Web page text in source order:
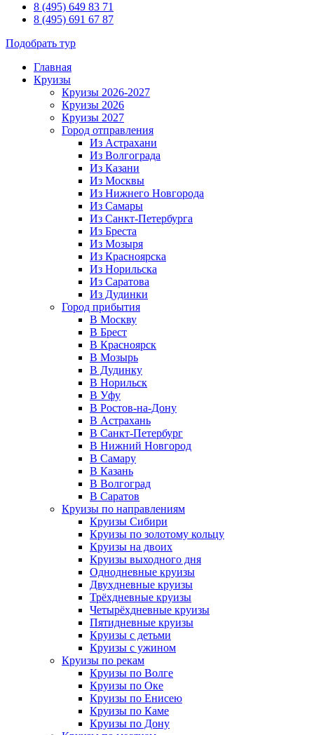
8 (495) 649 83 71
8 (495) 691 67 87
Подобрать тур
Главная
Круизы
Круизы 2026-2027
Круизы 2026
Круизы 2027
Город отправления
Из Астрахани
Из Волгограда
Из Казани
Из Москвы
Из Нижнего Новгорода
Из Самары
Из Санкт-Петербурга
Из Бреста
Из Мозыря
Из Красноярска
Из Норильска
Из Саратова
Из Дудинки
Город прибытия
В Москву
В Брест
В Красноярск
В Мозырь
В Дудинку
В Норильск
В Уфу
В Ростов-на-Дону
В Астрахань
В Санкт-Петербург
В Нижний Новгород
В Самару
В Казань
В Волгоград
В Саратов
Круизы по направлениям
Круизы Сибири
Круизы по золотому кольцу
Круизы на двоих
Круизы выходного дня
Однодневные круизы
Двухдневные круизы
Трёхдневные круизы
Четырёхдневные круизы
Пятидневные круизы
Круизы с детьми
Круизы с ужином
Круизы по рекам
Круизы по Волге
Круизы по Оке
Круизы по Енисею
Круизы по Каме
Круизы по Дону